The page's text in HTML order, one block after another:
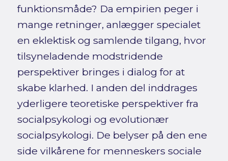
funktionsmåde? Da empirien peger i
mange retninger, anlægger specialet
en eklektisk og samlende tilgang, hvor
tilsyneladende modstridende
perspektiver bringes i dialog for at
skabe klarhed. I anden del inddrages
yderligere teoretiske perspektiver fra
socialpsykologi og evolutionær
socialpsykologi. De belyser på den ene
side vilkårene for menneskers sociale